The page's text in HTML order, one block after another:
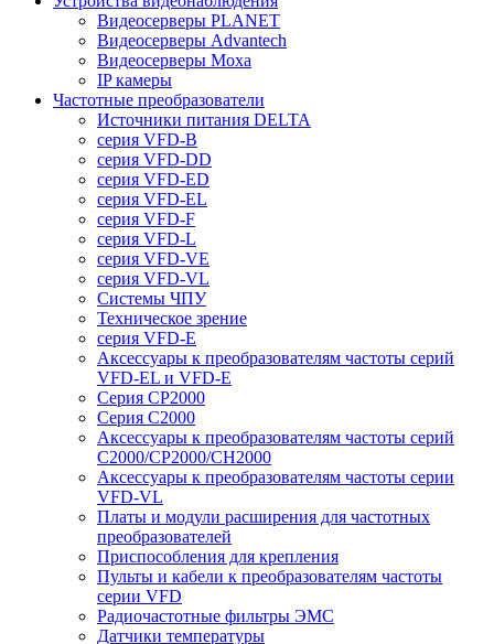
Видеосерверы PLANET
Видеосерверы Advantech
Видеосерверы Moxa
IP камеры
Частотные преобразователи
Источники питания DELTA
серия VFD-B
серия VFD-DD
серия VFD-ED
серия VFD-EL
серия VFD-F
серия VFD-L
серия VFD-VE
серия VFD-VL
Системы ЧПУ
Техническое зрение
серия VFD-E
Аксессуары к преобразователям частоты серий
VFD-EL и VFD-E
Серия CP2000
Серия C2000
Аксессуары к преобразователям частоты серий
С2000/CP2000/CH2000
Аксессуары к преобразователям частоты серии
VFD-VL
Платы и модули расширения для частотных
преобразователей
Приспособления для крепления
Пульты и кабели к преобразователям частоты
серии VFD
Радиочастотные фильтры ЭМС
Датчики температуры